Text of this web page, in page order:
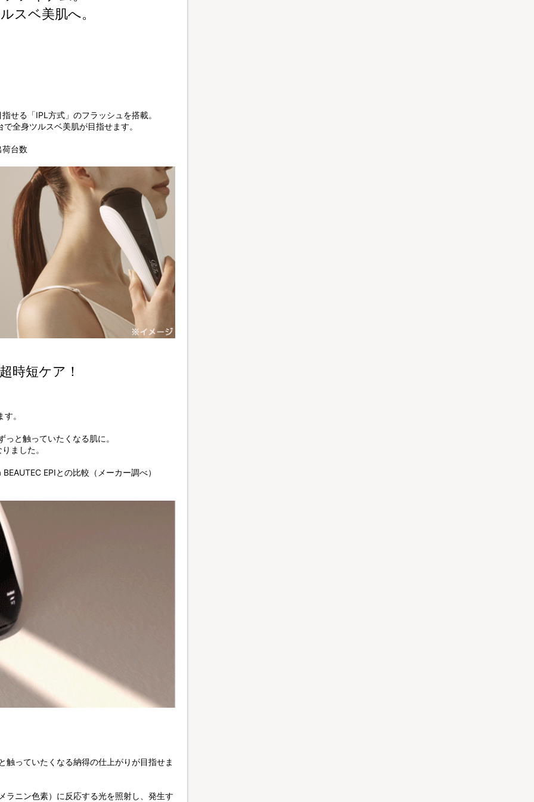
スベ美肌へ。
せる「IPL方式」のフラッシュを搭載。
全身ツルスベ美肌が目指せます。
台数
時短ケア！
。
と触っていたくなる肌に。
ました。
EPIとの比較（メーカー調べ）
っていたくなる納得の仕上がりが目指せま
ラニン色素）に反応する光を照射し、発生す